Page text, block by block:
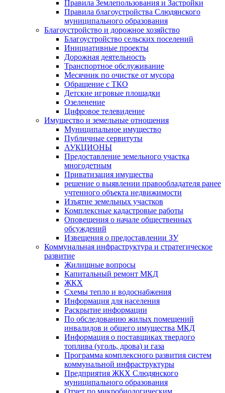
Правила Землепользования и Застройки
Правила благоустройства Слюдянского
муниципального образования
Благоустройство и дорожное хозяйство
Благоустройство сельских поселений
Инициативные проекты
Дорожная деятельность
Транспортное обслуживание
Месячник по очистке от мусора
Обращение с ТКО
Детские игровые площадки
Озеленение
Цифровое телевидение
Имущество и земельные отношения
Муниципальное имущество
Публичные сервитуты
АУКЦИОНЫ
Предоставление земельного участка
многодетным
Приватизация имущества
решение о выявлении правообладателя ранее
учтенного объекта недвижимости
Изъятие земельных участков
Комплексные кадастровые работы
Оповещения о начале общественных
обсуждений
Извещения о предоставлении ЗУ
Коммунальная инфраструктура и стратегическое
развитие
Жилищные вопросы
Капитальный ремонт МКД
ЖКХ
Схемы тепло и водоснабжения
Информация для населения
Раскрытие информации
По обследованию жилых помещений
инвалидов и общего имущества МКД
Информация о поставщиках твердого
топлива (уголь, дрова) и газа
Программа комплексного развития систем
коммунальной инфраструктуры
Предприятия ЖКХ Слюдянского
муниципального образования